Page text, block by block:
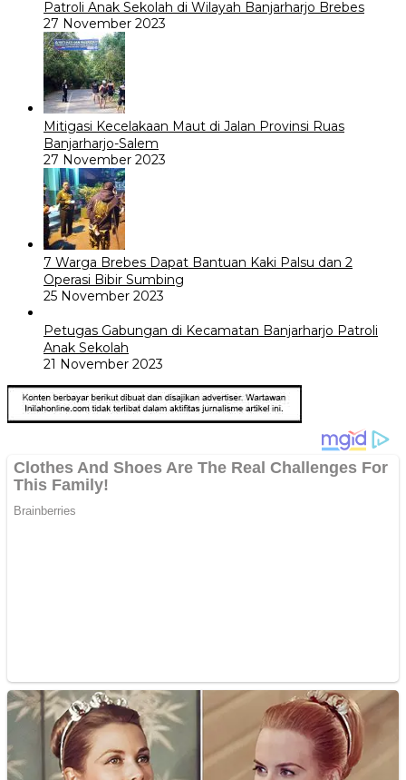
Patroli Anak Sekolah di Wilayah Banjarharjo Brebes
27 November 2023
Mitigasi Kecelakaan Maut di Jalan Provinsi Ruas
Banjarharjo-Salem
27 November 2023
7 Warga Brebes Dapat Bantuan Kaki Palsu dan 2
Operasi Bibir Sumbing
25 November 2023
Petugas Gabungan di Kecamatan Banjarharjo Patroli
Anak Sekolah
21 November 2023